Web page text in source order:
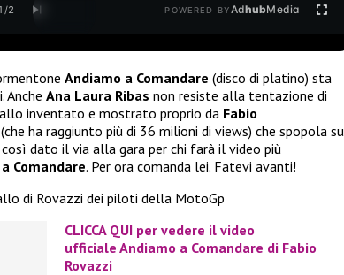
/2 POWERED BYAdhubMedia
Andiamo a Comandare (disco di platino) sta
Anche Ana Laura Ribas non resiste alla tentazione di
inventato e mostrato proprio da Fabio
ha raggiunto più di 36 milioni di views) che spopola su
dato il via alla gara per chi farà il video più
Comandare. Per ora comanda lei. Fatevi avanti!
di Rovazzi dei piloti della MotoGp
CLICCA QUI per vedere il video
ufficiale Andiamo a Comandare di Fabio
Rovazzi